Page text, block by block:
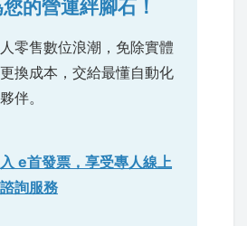
的營運絆腳石！
零售數位浪潮，免除實體
換成本，交給最懂自動化
伴。
e首發票，享受專人線上
詢服務